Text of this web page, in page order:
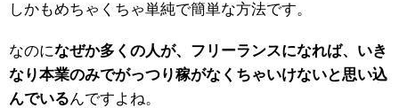
しかもめちゃくちゃ単純で簡単な方法です。
なのになぜか多くの人が、フリーランスになれば、いき
なり本業のみでがっつり稼がなくちゃいけないと思い込
んでいるんですよね。